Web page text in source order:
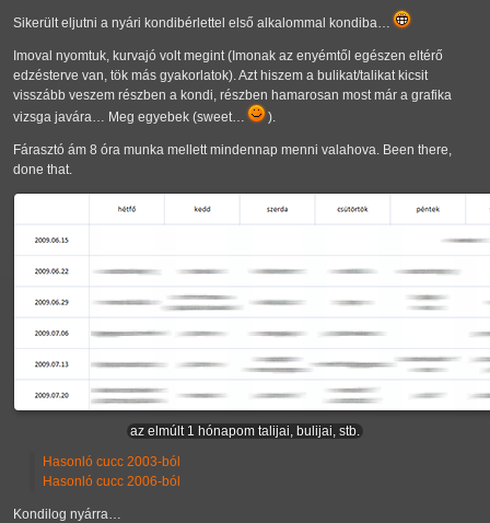
Sikerült eljutni a nyári kondibérlettel első alkalommal kondiba…
Imoval nyomtuk, kurvajó volt megint (Imonak az enyémtől egészen eltérő
edzésterve van, tök más gyakorlatok). Azt hiszem a bulikat/talikat kicsit
visszább veszem részben a kondi, részben hamarosan most már a grafika
vizsga javára… Meg egyebek (sweet…
).
Fárasztó ám 8 óra munka mellett mindennap menni valahova. Been there,
done that.
az elmúlt 1 hónapom talijai, bulijai, stb.
Hasonló cucc 2003-ból
Hasonló cucc 2006-ból
Kondilog nyárra…